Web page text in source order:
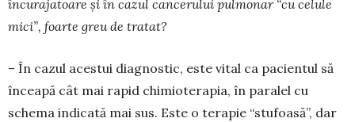
încurajatoare și în cazul cancerului pul­monar “cu celule
mici”, foarte greu de tratat?
– În cazul acestui diagnostic, este vital ca pa­ci­entul să
înceapă cât mai rapid chimioterapia, în pa­ralel cu
schema indicată mai sus. Este o terapie “stufoasă”, dar